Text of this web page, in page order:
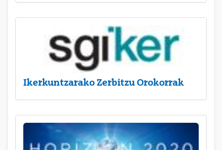
Ikerkuntzarako Zerbitzu Orokorrak